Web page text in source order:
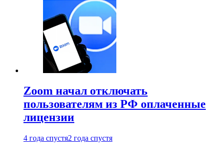
Zoom начал отключать
пользователям из РФ оплаченные
лицензии
4 года спустя2 года спустя